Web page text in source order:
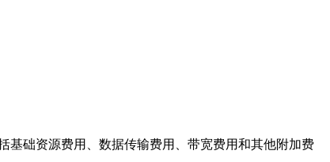
基础资源费用、数据传输费用、带宽费用和其他附加费